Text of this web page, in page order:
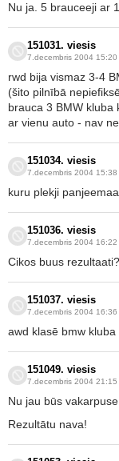
Nu ja. 5 brauceeji ar
151031. viesis
7.decembris 2004 15:20
rwd bija vismaz 3-4
(šito pilnībā
brauca 3 BMW kluba
ar vienu auto - nav
151034. viesis
7.decembris 2004 15:38
kuru plekji
151036. viesis
7.decembris 2004 16:22
Cikos buus rezultaati?
151037. viesis
7.decembris 2004 16:36
awd klasē bmw
151049. viesis
7.decembris 2004 21:15
Nu jau būs vakarpuse
Rezultātu nava!